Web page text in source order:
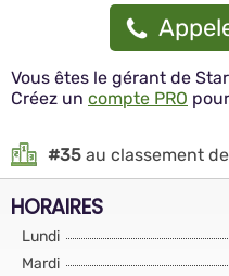
Vous êtes le gérant de
Créez un compte PRO
#35 au classement
HORAIRES
Lundi
Mardi